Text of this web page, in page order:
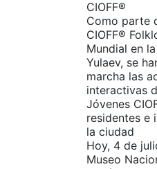
CIOFF®️
Como parte
CIOFF®️
Mundial en
Yulaev, se
marcha las
interactivas
Jóvenes
residentes e
la ciudad
Hoy, 4 de
Museo